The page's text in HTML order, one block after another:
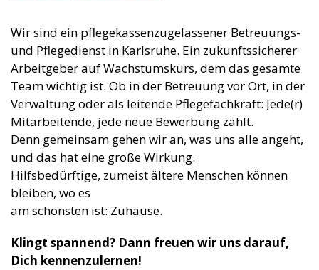
Wir sind ein pflegekassenzugelassener Betreuungs-
und Pflegedienst in Karlsruhe. Ein zukunftssicherer
Arbeitgeber auf Wachstumskurs, dem das gesamte
Team wichtig ist. Ob in der Betreuung vor Ort, in der
Verwaltung oder als leitende Pflegefachkraft: Jede(r)
Mitarbeitende, jede neue Bewerbung zählt.
Denn gemeinsam gehen wir an, was uns alle angeht,
und das hat eine große Wirkung.
Hilfsbedürftige, zumeist ältere Menschen können
bleiben, wo es
am schönsten ist: Zuhause.
Klingt spannend? Dann freuen wir uns darauf,
Dich kennenzulernen!